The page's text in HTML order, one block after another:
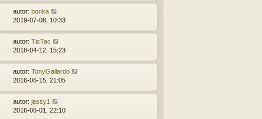
autor: bonka
2019-07-08, 10:33
autor: TicTac
2018-04-12, 15:23
autor: TonyGallardo
2016-06-15, 21:05
autor: jassy1
2016-06-01, 22:10